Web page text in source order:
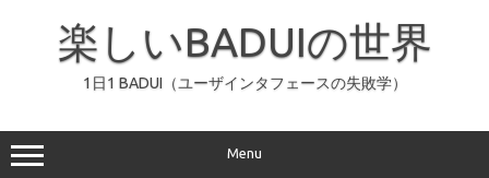
ッ
プ
楽しいBADUIの世界
1日1 BADUI（ユーザインタフェースの失敗学）
Menu